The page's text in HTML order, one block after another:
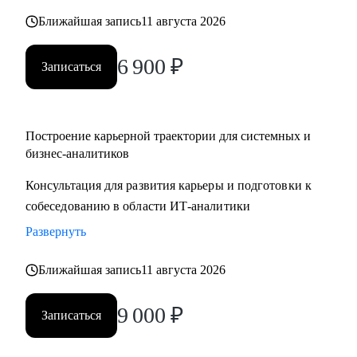
- декомпозиция системы на микросервисы
Кому могу помочь:
• Техническим писателям
Ближайшая запись11 августа 2026
Записаться 6 900 ₽
Построение карьерной траектории для системных и
бизнес-аналитиков
Консультация для развития карьеры и подготовки к
собеседованию в области ИТ-аналитики
Развернуть
Ближайшая запись11 августа 2026
Записаться 9 000 ₽